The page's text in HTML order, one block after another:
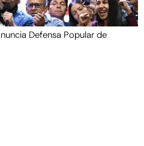
Defensa Popular de